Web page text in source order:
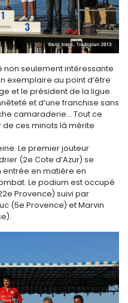
non seulement intéressante
exemplaire au point d’être
et le président de la ligue.
et d’une franchise sans
camaraderie... Tout ce
de ces minots là mérite
Le premier jouteur
(2e Cote d’Azur) se
entrée en matière en
Le podium est occupé
Provence) suivi par
(5e Provence) et Marvin